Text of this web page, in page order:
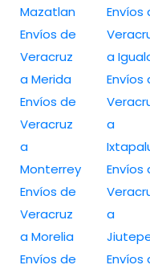
Mazatlan
Envíos de
Veracruz
a Merida
Envíos de
Veracruz
a
Monterrey
Envíos de
Veracruz
a Morelia
Envíos de
Envíos
a
Envíos
a
Envíos
a
Envíos